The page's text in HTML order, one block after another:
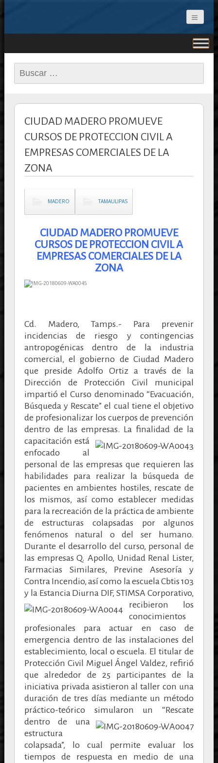
CONCEPTO NOTICIAS
Buscar:
CIUDAD MADERO PROMUEVE
CURSOS DE PROTECCION CIVIL A
EMPRESAS COMERCIALES DE LA
ZONA
MADERO TAMAULIPAS
CIUDAD MADERO PROMUEVE
CURSOS DE PROTECCION CIVIL A
EMPRESAS COMERCIALES DE LA
ZONA
Cd. Madero, Tamps.- Para prevenir
incidencias de riesgo y contingencias
antropogénicas dentro de la industria
comercial, el gobierno de Ciudad Madero
que preside Adolfo Ortiz a través de la
Dirección de Protección Civil municipal
impartió el Curso denominado “Evacuación,
Búsqueda y Rescate” el cual tiene el objetivo
de profesionalizar los cuerpos de prevención
dentro de las empresas. La finalidad de la
capacitación está
enfocado al
personal de las empresas que requieren las
habilidades para realizar la búsqueda de
pacientes en ambientes hostiles, rescate de
los mismos, así como establecer medidas
para la recreación de la práctica de ambiente
de estructuras colapsadas por algunos
fenómenos natural o del ser humano.
Durante el desarrollo del curso, personal de
las empresas Q. Apollo, Unidad Renal Lister,
Farmacias Similares, Previne Asesoría y
Contra Incendio, así como la escuela Cbtis 103
y la Estancia Diurna DIF,STIMSA Corporativo,
recibieron los
conocimientos
profesionales para actuar en caso de
emergencia dentro de las instalaciones del
establecimiento, local o escuela. El titular de
Protección Civil Miguel Ángel Valdez, refirió
que alrededor de 25 participantes de la
iniciativa privada asistieron al taller con una
duración de tres días mediante un método
práctico-teórico simularon un “Rescate
dentro de una
estructura
colapsada”, lo cual permite evaluar los
tiempos de respuesta en medio de una